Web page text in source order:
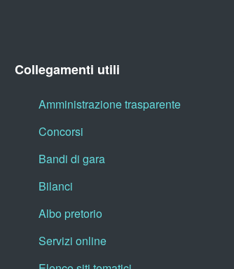
Collegamenti utili
Amministrazione trasparente
Concorsi
Bandi di gara
Bilanci
Albo pretorio
Servizi online